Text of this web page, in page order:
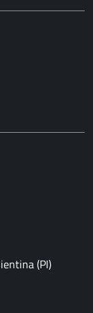
(PI)